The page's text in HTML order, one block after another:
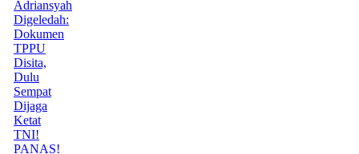
Adriansyah
Digeledah:
Dokumen
TPPU
Disita,
Dulu
Sempat
Dijaga
Ketat
TNI!
PANAS!